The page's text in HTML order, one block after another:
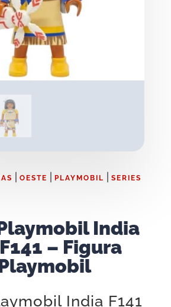
OESTE PLAYMOBIL
SERIES
India
– Figura
India F141